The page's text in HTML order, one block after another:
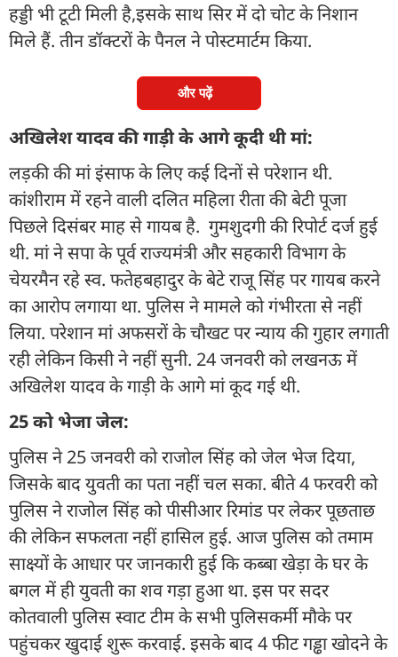
हड्डी भी टूटी मिली है,इसके साथ सिर में दो चोट के निशान
मिले हैं. तीन डॉक्टरों के पैनल ने पोस्टमार्टम किया.
और पढ़ें
अखिलेश यादव की गाड़ी के आगे कूदी थी मां:
लड़की की मां इंसाफ के लिए कई दिनों से परेशान थी.
कांशीराम में रहने वाली दलित महिला रीता की बेटी पूजा
पिछले दिसंबर माह से गायब है. गुमशुदगी की रिपोर्ट दर्ज हुई
थी. मां ने सपा के पूर्व राज्यमंत्री और सहकारी विभाग के
चेयरमैन रहे स्व. फतेहबहादुर के बेटे राजू सिंह पर गायब करने
का आरोप लगाया था. पुलिस ने मामले को गंभीरता से नहीं
लिया. परेशान मां अफसरों के चौखट पर न्याय की गुहार लगाती
रही लेकिन किसी ने नहीं सुनी. 24 जनवरी को लखनऊ में
अखिलेश यादव के गाड़ी के आगे मां कूद गई थी.
25 को भेजा जेल:
पुलिस ने 25 जनवरी को राजोल सिंह को जेल भेज दिया,
जिसके बाद युवती का पता नहीं चल सका. बीते 4 फरवरी को
पुलिस ने राजोल सिंह को पीसीआर रिमांड पर लेकर पूछताछ
की लेकिन सफलता नहीं हासिल हुई. आज पुलिस को तमाम
साक्ष्यों के आधार पर जानकारी हुई कि कब्बा खेड़ा के घर के
बगल में ही युवती का शव गड़ा हुआ था. इस पर सदर
कोतवाली पुलिस स्वाट टीम के सभी पुलिसकर्मी मौके पर
पहुंचकर खुदाई शुरू करवाई. इसके बाद 4 फीट गड्ढा खोदने के